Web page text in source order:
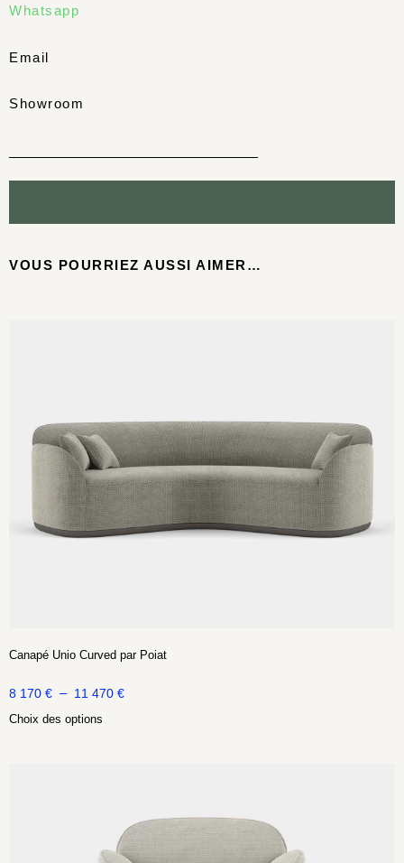
Whatsapp
Email
Showroom
VOUS POURRIEZ AUSSI AIMER…
Canapé Unio Curved par Poiat
8 170 € – 11 470 €
Choix des options